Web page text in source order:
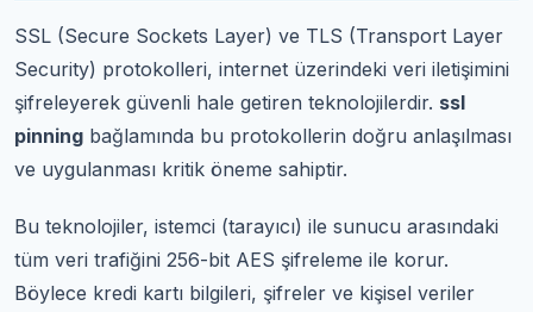
SSL (Secure Sockets Layer) ve TLS (Transport Layer
Security) protokolleri, internet üzerindeki veri iletişimini
şifreleyerek güvenli hale getiren teknolojilerdir. ssl
pinning bağlamında bu protokollerin doğru anlaşılması
ve uygulanması kritik öneme sahiptir.
Bu teknolojiler, istemci (tarayıcı) ile sunucu arasındaki
tüm veri trafiğini 256-bit AES şifreleme ile korur.
Böylece kredi kartı bilgileri, şifreler ve kişisel veriler